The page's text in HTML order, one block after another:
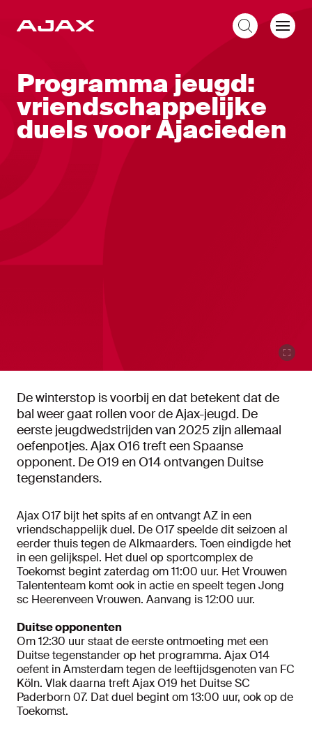
Programma jeugd:
vriendschappelijke
duels voor Ajacieden
De winterstop is voorbij en dat betekent dat de
bal weer gaat rollen voor de Ajax-jeugd. De
eerste jeugdwedstrijden van 2025 zijn allemaal
oefenpotjes. Ajax O16 treft een Spaanse
opponent. De O19 en O14 ontvangen Duitse
tegenstanders.
Ajax O17 bijt het spits af en ontvangt AZ in een
vriendschappelijk duel. De O17 speelde dit seizoen al
eerder thuis tegen de Alkmaarders. Toen eindigde het
in een gelijkspel. Het duel op sportcomplex de
Toekomst begint zaterdag om 11:00 uur. Het Vrouwen
Talententeam komt ook in actie en speelt tegen Jong
sc Heerenveen Vrouwen. Aanvang is 12:00 uur.
Duitse opponenten
Om 12:30 uur staat de eerste ontmoeting met een
Duitse tegenstander op het programma. Ajax O14
oefent in Amsterdam tegen de leeftijdsgenoten van FC
Köln. Vlak daarna treft Ajax O19 het Duitse SC
Paderborn 07. Dat duel begint om 13:00 uur, ook op de
Toekomst.